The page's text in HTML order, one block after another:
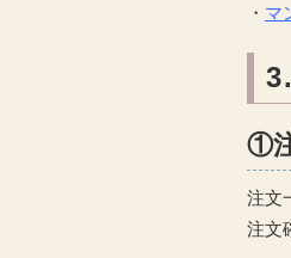
・ マ
①
注文
注文